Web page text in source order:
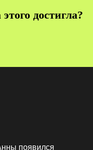
достигла?
появился